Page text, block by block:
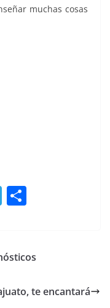
muchas cosas
T
gr
m
e
te encantará